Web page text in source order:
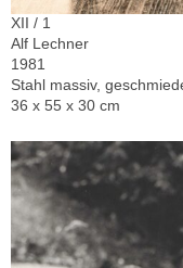
XII / 1
Alf Lechner
1981
Stahl massiv,
36 x 55 x 30 cm